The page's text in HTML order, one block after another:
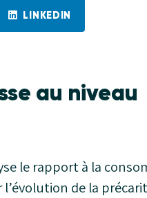
LINKEDIN
au niveau
le rapport à la
de la